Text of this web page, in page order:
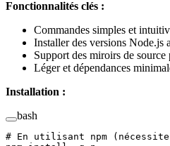
Fonctionnalités clés :
Commandes simples et
Installer des versions Node.js
Support des miroirs de source
Léger et dépendances
Installation :
bash
# En utilisant npm